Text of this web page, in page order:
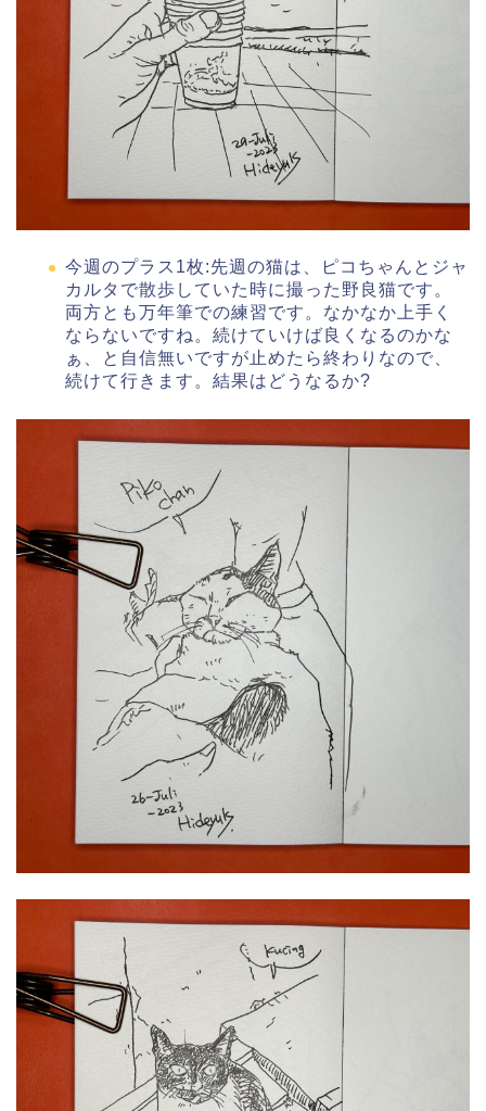
今週のプラス1枚:先週の猫は、ピコちゃんとジャ
カルタで散歩していた時に撮った野良猫です。
両方とも万年筆での練習です。なかなか上手く
ならないですね。続けていけば良くなるのかな
ぁ、と自信無いですが止めたら終わりなので、
続けて行きます。結果はどうなるか?